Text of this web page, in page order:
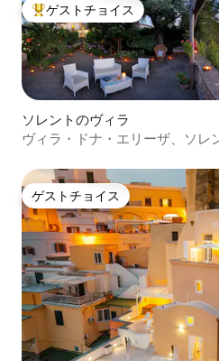
大好評のゲストチョイスです。
ゲストチョイス
ソレントのヴィラ
ヴィラ・ドナ・エリーザ、ソレ
ゲストチョイス
ゲストチョイス